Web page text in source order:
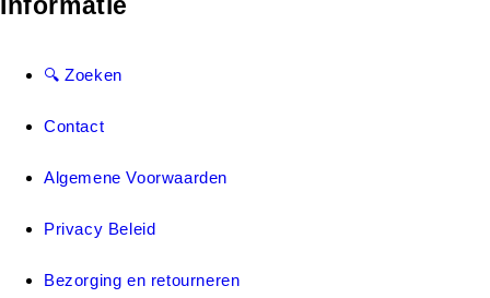
Informatie
🔍 Zoeken
Contact
Algemene Voorwaarden
Privacy Beleid
Bezorging en retourneren